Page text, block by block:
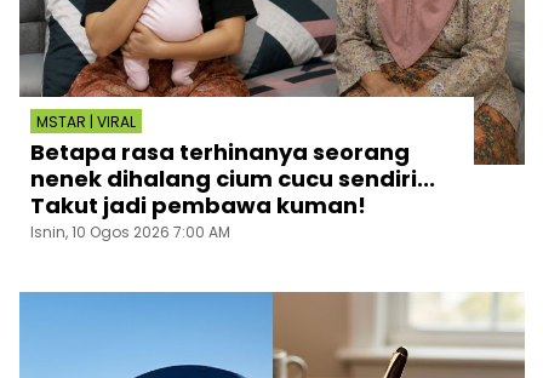
MSTAR | VIRAL
Betapa rasa terhinanya seorang
nenek dihalang cium cucu sendiri...
Takut jadi pembawa kuman!
Isnin, 10 Ogos 2026 7:00 AM